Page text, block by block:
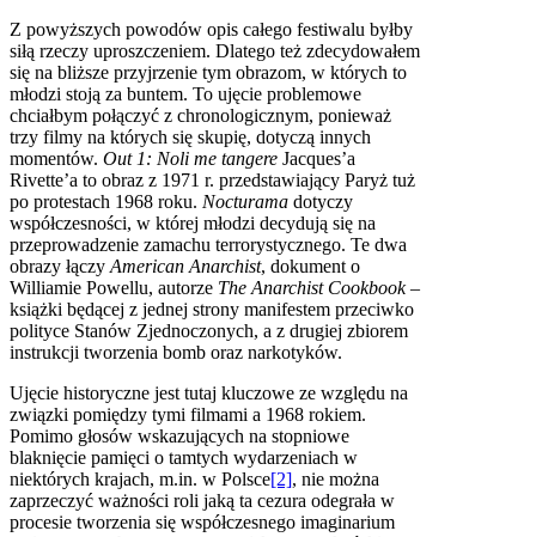
Z powyższych powodów opis całego festiwalu byłby
siłą rzeczy uproszczeniem. Dlatego też zdecydowałem
się na bliższe przyjrzenie tym obrazom, w których to
młodzi stoją za buntem. To ujęcie problemowe
chciałbym połączyć z chronologicznym, ponieważ
trzy filmy na których się skupię, dotyczą innych
momentów. Out 1: Noli me tangere Jacques’a
Rivette’a to obraz z 1971 r. przedstawiający Paryż tuż
po protestach 1968 roku. Nocturama dotyczy
współczesności, w której młodzi decydują się na
przeprowadzenie zamachu terrorystycznego. Te dwa
obrazy łączy American Anarchist, dokument o
Williamie Powellu, autorze The Anarchist Cookbook–
książki będącej z jednej strony manifestem przeciwko
polityce Stanów Zjednoczonych, a z drugiej zbiorem
instrukcji tworzenia bomb oraz narkotyków.
Ujęcie historyczne jest tutaj kluczowe ze względu na
związki pomiędzy tymi filmami a 1968 rokiem.
Pomimo głosów wskazujących na stopniowe
blaknięcie pamięci o tamtych wydarzeniach w
niektórych krajach, m.in. w Polsce[2], nie można
zaprzeczyć ważności roli jaką ta cezura odegrała w
procesie tworzenia się współczesnego imaginarium